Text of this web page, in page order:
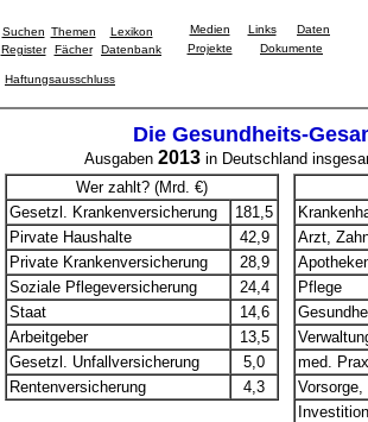
Suchen Themen
Lexikon
Register
Fächer Datenbank
Medien Links
Daten
Projekte
Dokumente
Haftungsausschluss
Die Gesundheits-
Ausgaben 2013 in Deutschland
Wer zahlt? (Mrd. €)
Gesetzl. Krankenversicherung
181,5
Pirvate Haushalte
42,9
Private Krankenversicherung
28,9
Soziale Pflegeversicherung
24,4
Staat
14,6
Arbeitgeber
13,5
Gesetzl. Unfallversicherung
5,0
Rentenversicherung
4,3
Arzt,
Pflege
med.